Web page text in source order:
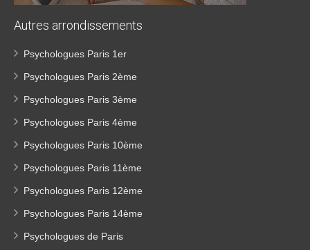
Autres arrondissements
Psychologues Paris 1er
Psychologues Paris 2ème
Psychologues Paris 3ème
Psychologues Paris 4ème
Psychologues Paris 10ème
Psychologues Paris 11ème
Psychologues Paris 12ème
Psychologues Paris 14ème
Psychologues de Paris